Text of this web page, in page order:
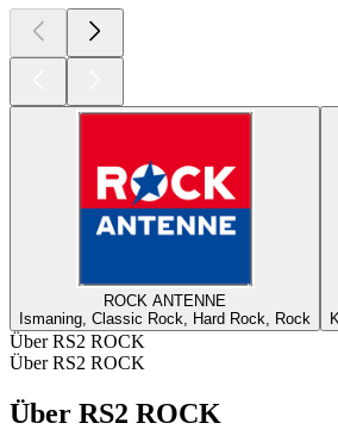
ROCK ANTENNE
Ismaning, Classic Rock, Hard Rock, Rock
Über RS2 ROCK
Über RS2 ROCK
Über RS2 ROCK